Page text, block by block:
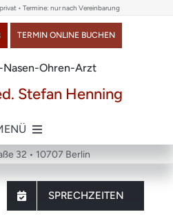
• Termine: nur nach Vereinbarung
Nasen-Ohren-Arzt
TERMIN ONLINE BUCHEN
Stefan Henning
SPRECHZEITEN
32 • 10707 Berlin